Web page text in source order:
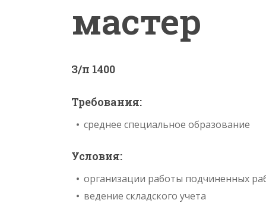
мастер
З/п 1400
Требования:
среднее специальное образование
Условия:
организации работы подчиненных
ведение складского учета